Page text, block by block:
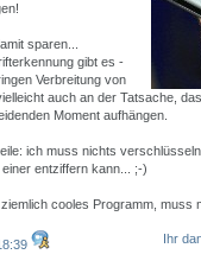
sparen...
gibt es -
Verbreitung von
auch an der Tatsache,
Moment aufhängen.
ich muss nichts
entziffern kann... ;-)
cooles Programm, muss
Ihr